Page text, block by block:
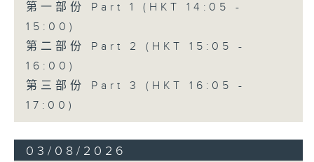
第一部份 Part 1 (HKT 14:05 -
15:00)
第二部份 Part 2 (HKT 15:05 -
16:00)
第三部份 Part 3 (HKT 16:05 -
17:00)
03/08/2026